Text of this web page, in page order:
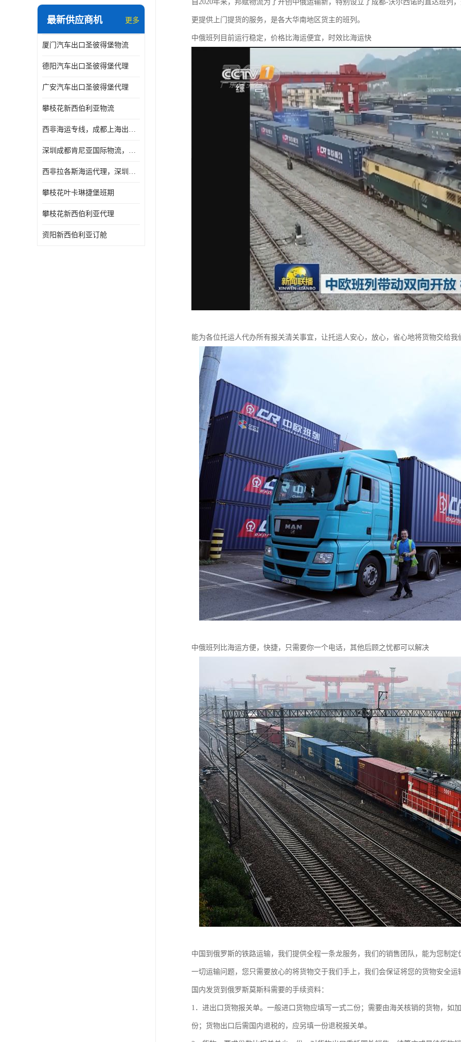
最新供应商机 更多
厦门汽车出口圣彼得堡物流
德阳汽车出口圣彼得堡代理
广安汽车出口圣彼得堡代理
攀枝花新西伯利亚物流
西非海运专线，成都上海出口纳米比亚海运
深圳成都肯尼亚国际物流，成都非洲物流公司
西非拉各斯海运代理，深圳成都拉各斯海运
攀枝花叶卡琳捷堡班期
攀枝花新西伯利亚代理
资阳新西伯利亚订舱
自2020年来，邦赋物流为了开创中俄运输新，特别设立了成都-沃尔西诺的直达班列
更提供上门提货的服务，是各大华南地区货主的班列。
中俄班列目前运行稳定，价格比海运便宜，时效比海运快
能为各位托运人代办所有报关清关事宜，让托运人安心，放心，省心地将货物交给我
中俄班列比海运方便，快捷，只需要你一个电话，其他后顾之忧都可以解决
中国到俄罗斯的铁路运输，我们提供全程一条龙服务，我们的销售团队，能为您制
一切运输问题，您只需要放心的将货物交于我们手上，我们会保证将您的货物安全运
国内发货到俄罗斯莫斯科需要的手续资料：
1．进出口货物报关单。一般进口货物应填写一式二份；需要由海关核销的货物，如
份；货物出口后需国内退税的，应另填一份退税报关单。